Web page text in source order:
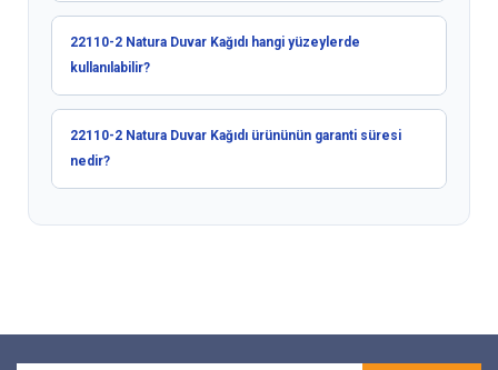
22110-2 Natura Duvar Kağıdı hangi yüzeylerde
kullanılabilir?
22110-2 Natura Duvar Kağıdı ürününün garanti süresi
nedir?